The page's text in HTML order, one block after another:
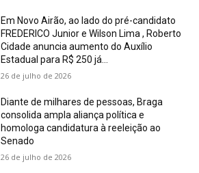
Em Novo Airão, ao lado do pré-candidato
FREDERICO Junior e Wilson Lima , Roberto
Cidade anuncia aumento do Auxílio
Estadual para R$ 250 já...
26 de julho de 2026
Diante de milhares de pessoas, Braga
consolida ampla aliança política e
homologa candidatura à reeleição ao
Senado
26 de julho de 2026